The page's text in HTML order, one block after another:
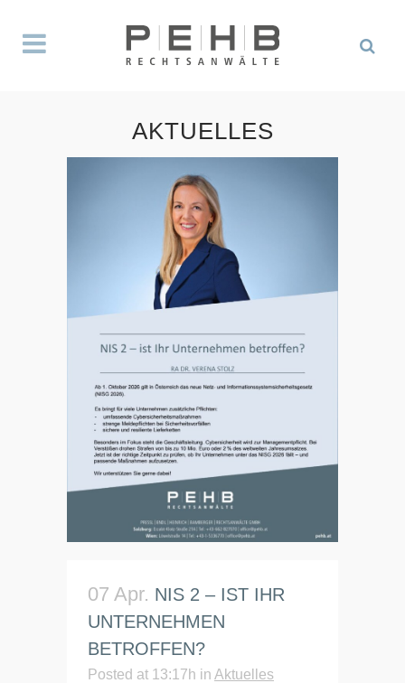
AKTUELLES
07 Apr. NIS 2 – IST IHR
UNTERNEHMEN
BETROFFEN?
Posted at 13:17h in Aktuelles